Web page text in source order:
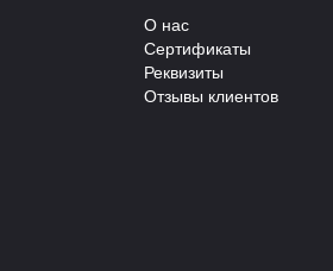
О нас
Сертификаты
Реквизиты
Отзывы клиентов